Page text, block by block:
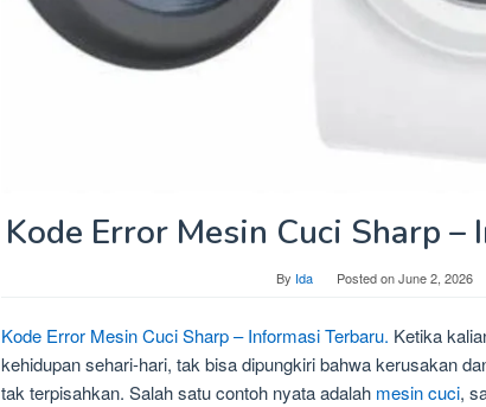
Kode Error Mesin Cuci Sharp –
By Ida Posted onJune 2, 2026
Kode Error Mesin Cuci Sharp – Informasi Terbaru. Ketika
kehidupan sehari-hari, tak bisa dipungkiri bahwa kerusakan
tak terpisahkan. Salah satu contoh nyata adalah mesin cuci,